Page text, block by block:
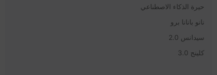
حيرة الذكاء الاصطناعي
نانو بانانا برو
سيدانس 2.0
كلينج 3.0